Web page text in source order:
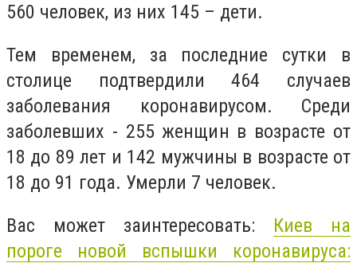
560 человек, из них 145 – дети.
Тем временем, за последние сутки в
столице подтвердили 464 случаев
заболевания коронавирусом. Среди
заболевших - 255 женщин в возрасте от
18 до 89 лет и 142 мужчины в возрасте от
18 до 91 года. Умерли 7 человек.
Вас может заинтересовать: Киев на
пороге новой вспышки коронавируса: